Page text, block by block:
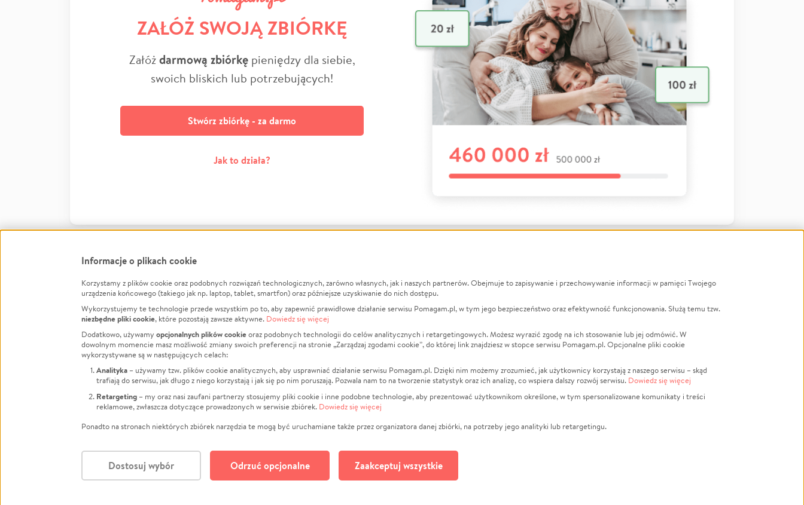
ZAŁÓŻ SWOJĄ ZBIÓRKĘ
Załóżdarmową zbiórkępieniędzy dla siebie,
swoich bliskich lub potrzebujących!
Stwórz zbiórkę - za darmo
Jak to działa?
FacebookTwitter Instagram
LinkedInTikTok Youtube
Informacje
Jak to działa?
Regulamin
Polityka Prywatności
Kontakt
Porównanie serwisów
Polityka plików cookie
Zarządzaj zgodami cookie
O nas
Opinie
Raporty
Za darmo
Dla NGO
Fundacja Pomagam.pl
Zbieraj na
Leczenie
Zwierzęta
Pożar
Sport
Pomoc Finansowa
Pogrzeb
LGBTQ+
Powódź
Wichura
Religia
Edukacja
Polski
Informacje o plikach cookie
Korzystamy z plików cookie oraz podobnych rozwiązań technologicznych, zarówno własnych, jak i naszych partnerów. Obejmuje to zapisywanie i przechowywanie informacji w pamięci Twojego
urządzenia końcowego (takiego jak np. laptop, tablet, smartfon) oraz późniejsze uzyskiwanie do nich dostępu.
Wykorzystujemy te technologie przede wszystkim po to, aby zapewnić prawidłowe działanie serwisu Pomagam.pl, w tym jego bezpieczeństwo oraz efektywność funkcjonowania. Służą temu tzw.
niezbędne pliki cookie, które pozostają zawsze aktywne. Dowiedz się więcej
Dodatkowo, używamy opcjonalnych plików cookieoraz podobnych technologii do celów analitycznych i retargetingowych. Możesz wyrazić zgodę na ich stosowanie lub jej odmówić. W
dowolnym momencie masz możliwość zmiany swoich preferencji na stronie „Zarządzaj zgodami cookie”, do której link znajdziesz w stopce serwisu Pomagam.pl. Opcjonalne pliki cookie
wykorzystywane są w następujących celach:
Analityka – używamy tzw. plików cookie analitycznych, aby usprawniać działanie serwisu Pomagam.pl. Dzięki nim możemy zrozumieć, jak użytkownicy korzystają z naszego serwisu – skąd
trafiają do serwisu, jak długo z niego korzystają i jak się po nim poruszają. Pozwala nam to na tworzenie statystyk oraz ich analizę, co wspiera dalszy rozwój serwisu. Dowiedz się więcej
Retargeting – my oraz nasi zaufani partnerzy stosujemy pliki cookie i inne podobne technologie, aby prezentować użytkownikom określone, w tym spersonalizowane komunikaty i treści
reklamowe, zwłaszcza dotyczące prowadzonych w serwisie zbiórek. Dowiedz się więcej
Ponadto na stronach niektórych zbiórek narzędzia te mogą być uruchamiane także przez organizatora danej zbiórki, na potrzeby jego analityki lub retargetingu.
Dostosuj wybór Odrzuć opcjonalne Zaakceptuj wszystkie